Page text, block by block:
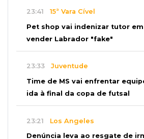
23:41 15ª Vara Cível
Pet shop vai indenizar tutor
vender Labrador "fake"
23:33 Juventude
Time de MS vai enfrentar
ida à final da copa de futsal
23:21 Los Angeles
Denúncia leva ao resgate de